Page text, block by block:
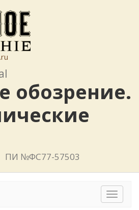
обозрение.
ПИ №ФС77-57503
Toggle